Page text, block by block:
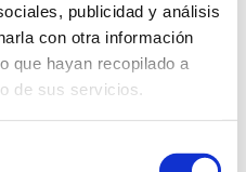
publicidad y análisis
con otra información
que hayan recopilado a
de sus servicios.